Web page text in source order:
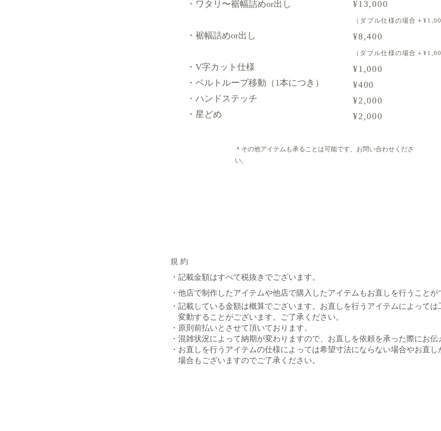
・ワタリ〜裾幅詰めor出し
・裾幅詰めor出し
・V字カット仕様
・ベルトループ移動（1本につき）
・ハンドステッチ
・星どめ
¥13,000
（ダブル仕様の場合＋
¥8,400
（ダブル仕様の場合＋
¥1,000
¥400
¥2,000
¥2,000
＊その他アイテムも承ることは可能です。お問い合わせくださ
い。
規 約
・記載金額はすべて税抜きでございます。
・他店で制作したアイテムや他店で購入したアイテムもお直しを行うことが
・記載している金額は概算でございます。お直しを行うアイテムによっては
変動することがございます。ご了承ください。
・原則前払いとさせて頂いております。
・混雑状況によって納期が変わりますので、お直しを依頼を承った際にお伝
・お直しを行うアイテムの仕様によっては希望寸法にならない場合やお直し
場合もございますのでご了承ください。